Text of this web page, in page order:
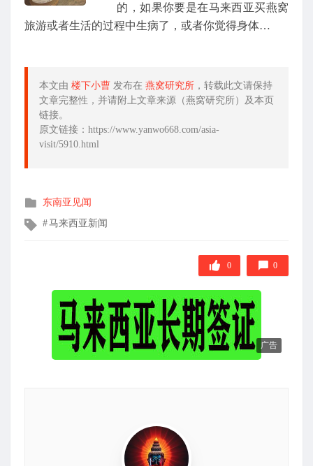
的，如果你要是在马来西亚买燕窝
旅游或者生活的过程中生病了，或者你觉得身体…
本文由 楼下小曹 发布在 燕窝研究所 ，转载此文请保持
文章完整性，并请附上文章来源（燕窝研究所）及本页
链接。
原文链接：https://www.yanwo668.com/asia-
visit/5910.html
发
在
东南亚见闻
文马来西亚新闻
0 0
广告